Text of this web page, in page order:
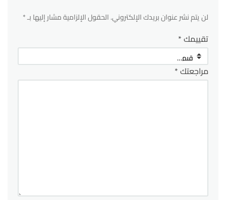
لن يتم نشر عنوان بريدك الإلكتروني.الحقول الإلزامية مشار إليها بـ*
تقييمك*
مراجعتك*